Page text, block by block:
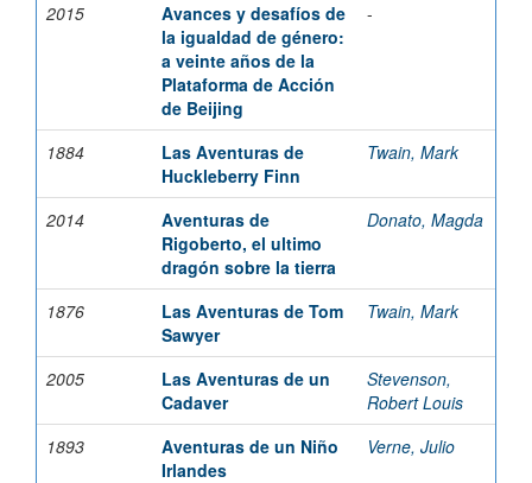
2015
Avances y desafíos de
la igualdad de género:
a veinte años de la
Plataforma de Acción
de Beijing
-
1884
Las Aventuras de
Huckleberry Finn
Twain, Mark
2014
Aventuras de
Rigoberto, el ultimo
dragón sobre la tierra
Donato, Magda
1876
Las Aventuras de Tom
Sawyer
Twain, Mark
2005
Las Aventuras de un
Cadaver
Stevenson,
Robert Louis
1893
Aventuras de un Niño
Irlandes
Verne, Julio